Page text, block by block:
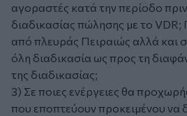
αγοραστές κατά την περίοδο
διαδικασίας πώλησης με το VDR;
από πλευράς Πειραιώς αλλά και
όλη διαδικασία ως προς τη
της διαδικασίας;
3) Σε ποιες ενέργειες θα
που εποπτεύουν προκειμένου να